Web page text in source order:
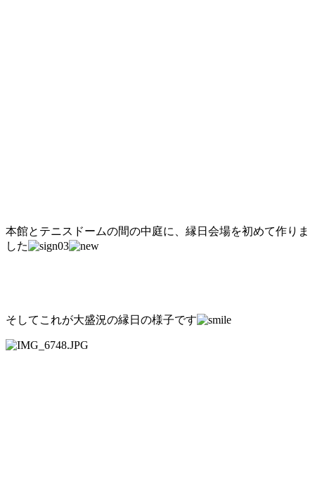
本館とテニスドームの間の中庭に、縁日会場を初めて作りま
した
そしてこれが大盛況の縁日の様子です